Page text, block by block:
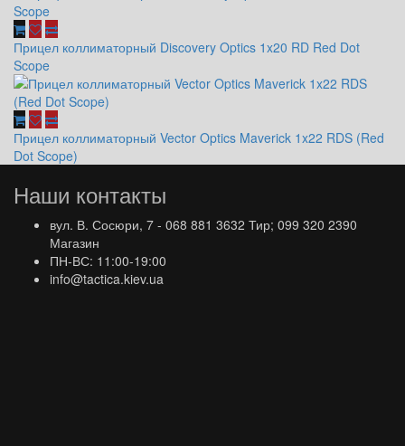
Прицел коллиматорный Discovery Optics 1x20 RD Red Dot
Scope
Прицел коллиматорный Vector Optics Maverick 1x22 RDS (Red
Dot Scope)
Наши контакты
вул. В. Сосюри, 7 - 068 881 3632 Тир; 099 320 2390
Магазин
ПН-ВС: 11:00-19:00
info@tactica.kiev.ua